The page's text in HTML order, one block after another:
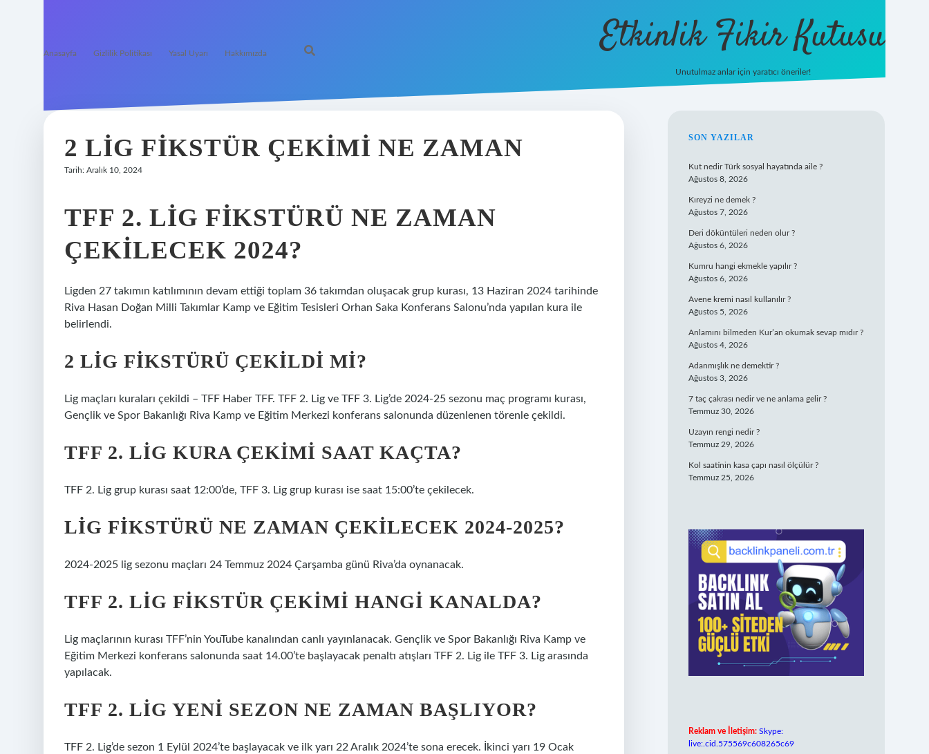
Anasayfa Gizlilik Politikası Yasal Uyarı Hakkımızda Etkinlik Fikir Kutusu
Unutulmaz anlar için yaratıcı öneriler!
2 LIG FIKSTÜR ÇEKIMI NE ZAMAN
Tarih: Aralık 10, 2024
TFF 2. LIG FIKSTÜRÜ NE ZAMAN
ÇEKILECEK 2024?
Ligden 27 takımın katılımının devam ettiği toplam 36 takımdan oluşacak grup kurası, 13 Haziran 2024 tarihinde
Riva Hasan Doğan Milli Takımlar Kamp ve Eğitim Tesisleri Orhan Saka Konferans Salonu’nda yapılan kura ile
belirlendi.
2 LIG FIKSTÜRÜ ÇEKILDI MI?
Lig maçları kuraları çekildi – TFF Haber TFF. TFF 2. Lig ve TFF 3. Lig’de 2024-25 sezonu maç programı kurası,
Gençlik ve Spor Bakanlığı Riva Kamp ve Eğitim Merkezi konferans salonunda düzenlenen törenle çekildi.
TFF 2. LIG KURA ÇEKIMI SAAT KAÇTA?
TFF 2. Lig grup kurası saat 12:00’de, TFF 3. Lig grup kurası ise saat 15:00’te çekilecek.
LIG FIKSTÜRÜ NE ZAMAN ÇEKILECEK 2024-2025?
2024-2025 lig sezonu maçları 24 Temmuz 2024 Çarşamba günü Riva’da oynanacak.
TFF 2. LIG FIKSTÜR ÇEKIMI HANGI KANALDA?
Lig maçlarının kurası TFF’nin YouTube kanalından canlı yayınlanacak. Gençlik ve Spor Bakanlığı Riva Kamp ve
Eğitim Merkezi konferans salonunda saat 14.00’te başlayacak penaltı atışları TFF 2. Lig ile TFF 3. Lig arasında
yapılacak.
TFF 2. LIG YENI SEZON NE ZAMAN BAŞLIYOR?
TFF 2. Lig’de sezon 1 Eylül 2024’te başlayacak ve ilk yarı 22 Aralık 2024’te sona erecek. İkinci yarı 19 Ocak
SIDEBAR
SON YAZILAR
Kut nedir Türk sosyal hayatında aile ?
Ağustos 8, 2026
Kıreyzi ne demek ?
Ağustos 7, 2026
Deri döküntüleri neden olur ?
Ağustos 6, 2026
Kumru hangi ekmekle yapılır ?
Ağustos 6, 2026
Avene kremi nasıl kullanılır ?
Ağustos 5, 2026
Anlamını bilmeden Kur’an okumak sevap mıdır ?
Ağustos 4, 2026
Adanmışlık ne demektir ?
Ağustos 3, 2026
7 taç çakrası nedir ve ne anlama gelir ?
Temmuz 30, 2026
Uzayın rengi nedir ?
Temmuz 29, 2026
Kol saatinin kasa çapı nasıl ölçülür ?
Temmuz 25, 2026
Reklam ve İletişim: Skype:
live:.cid.575569c608265c69